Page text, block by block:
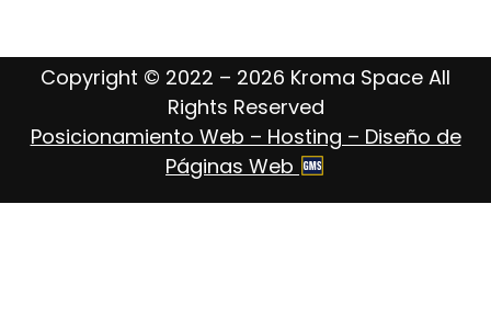
Copyright © 2022 – 2026 Kroma Space All
Rights Reserved
Posicionamiento Web – Hosting – Diseño de
Páginas Web